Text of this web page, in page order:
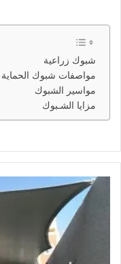
شبوك زراعية
مواصفات شبوك الحماية
مواسير الشبوك
مزايا الشـبوك